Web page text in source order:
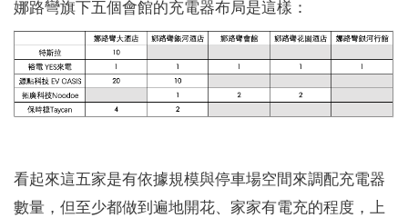
娜路彎旗下五個會館的充電器布局是這樣：
看起來這五家是有依據規模與停車場空間來調配充電器
數量，但至少都做到遍地開花、家家有電充的程度，上